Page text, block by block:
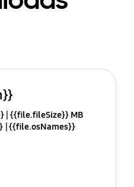
{{file.fileSize}} MB
{{file.osNames}}